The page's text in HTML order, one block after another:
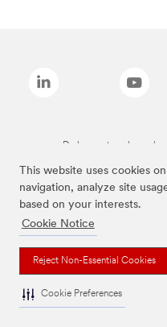
This website uses cookies
navigation, analyze site
based on your interests.
Cookie Notice
Reject Non-Essential Cookies
Cookie Preferences
De bovenstaande